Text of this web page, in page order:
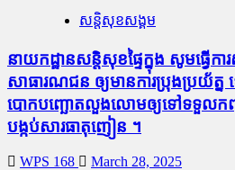
សន្តិសុខសង្គម
នាយកដ្ឋានសន្តិសុខផ្ទៃក្នុង សូមធ្វើ
សាធារណជន ឲ្យមានការប្រុងប្រយ័
បោកបញ្ឆោតលួងលោមឲ្យទៅទទួលក
បង្កប់សារធាតុញៀន ។
WPS 168 March 28, 2025